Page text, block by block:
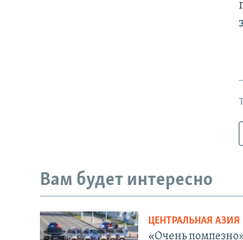
Вам будет интересно
ЦЕНТРАЛЬНАЯ АЗИЯ
«Очень